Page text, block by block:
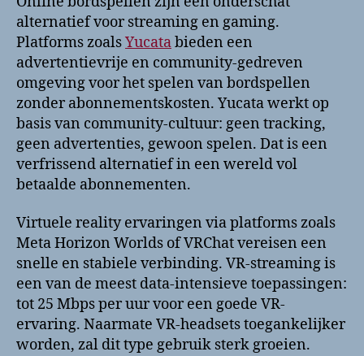
alternatief voor streaming en gaming.
Platforms zoalsYucatabieden een
advertentievrije en community-gedreven
omgeving voor het spelen van bordspellen
zonder abonnementskosten. Yucata werkt op
basis van community-cultuur: geen tracking,
geen advertenties, gewoon spelen. Dat is een
verfrissend alternatief in een wereld vol
betaalde abonnementen.
Virtuele reality ervaringen via platforms zoals
Meta Horizon Worlds of VRChat vereisen een
snelle en stabiele verbinding. VR-streaming is
een van de meest data-intensieve toepassingen:
tot 25 Mbps per uur voor een goede VR-
ervaring. Naarmate VR-headsets toegankelijker
worden, zal dit type gebruik sterk groeien.